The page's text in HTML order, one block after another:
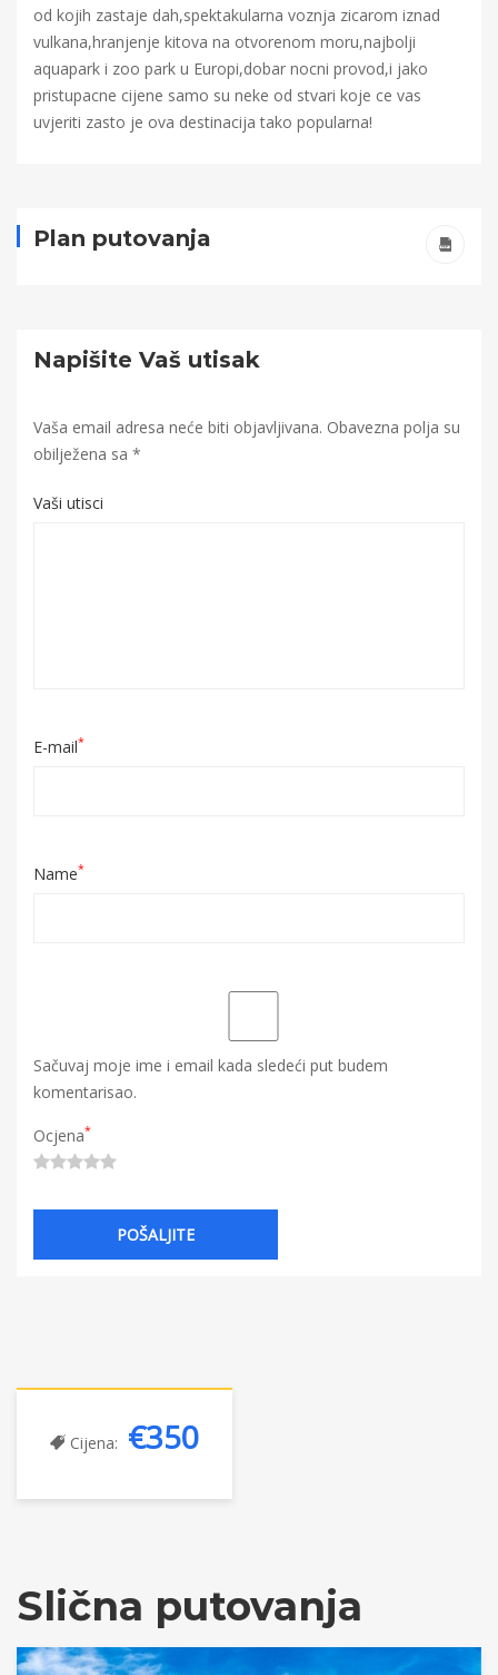
od kojih zastaje dah,spektakularna voznja zicarom iznad
vulkana,hranjenje kitova na otvorenom moru,najbolji
aquapark i zoo park u Europi,dobar nocni provod,i jako
pristupacne cijene samo su neke od stvari koje ce vas
uvjeriti zasto je ova destinacija tako popularna!
Plan putovanja
Napišite Vaš utisak
Vaša email adresa neće biti objavljivana. Obavezna polja su
obilježena sa *
Vaši utisci
E-mail*
Name*
Sačuvaj moje ime i email kada sledeći put budem
komentarisao.
Ocjena*
Cijena: €350
Slična putovanja